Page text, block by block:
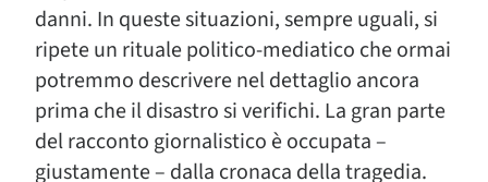
danni. In queste situazioni, sempre uguali, si
ripete un rituale politico-mediatico che ormai
potremmo descrivere nel dettaglio ancora
prima che il disastro si verifichi. La gran parte
del racconto giornalistico è occupata –
giustamente – dalla cronaca della tragedia.